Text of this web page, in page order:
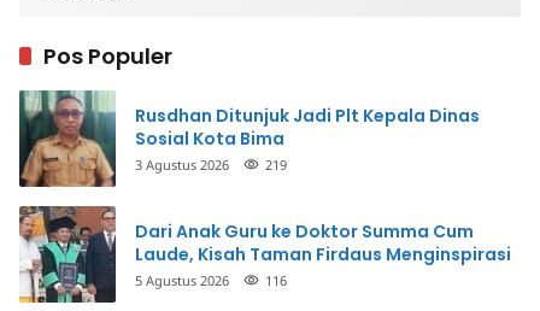
Pos Populer
Rusdhan Ditunjuk Jadi Plt Kepala Dinas
Sosial Kota Bima
3 Agustus 2026 219
Dari Anak Guru ke Doktor Summa Cum
Laude, Kisah Taman Firdaus Menginspirasi
5 Agustus 2026 116